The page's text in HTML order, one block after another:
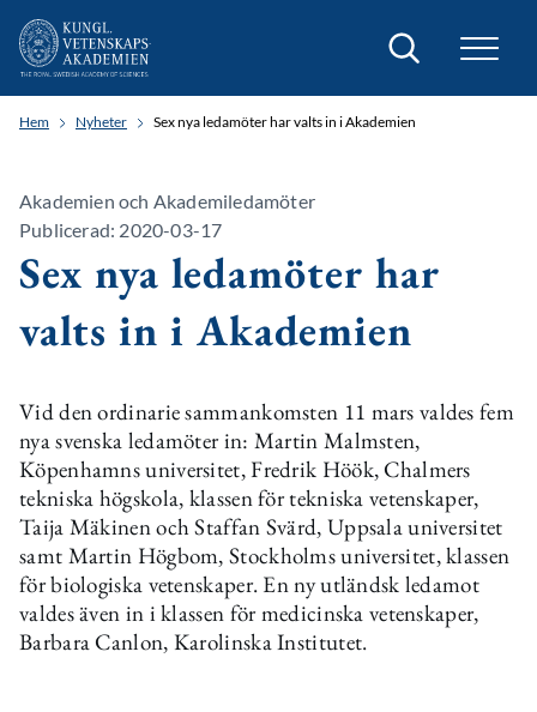
Sök
Hem Nyheter Sex nya ledamöter har valts in i Akademien
Akademien och Akademiledamöter
Publicerad: 2020-03-17
Sex nya ledamöter har
valts in i Akademien
Vid den ordinarie sammankomsten 11 mars valdes fem
nya svenska ledamöter in: Martin Malmsten,
Köpenhamns universitet, Fredrik Höök, Chalmers
tekniska högskola, klassen för tekniska vetenskaper,
Taija Mäkinen och Staffan Svärd, Uppsala universitet
samt Martin Högbom, Stockholms universitet, klassen
för biologiska vetenskaper. En ny utländsk ledamot
valdes även in i klassen för medicinska vetenskaper,
Barbara Canlon, Karolinska Institutet.